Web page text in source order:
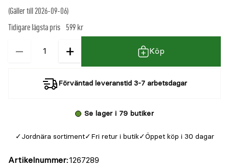
(Gäller till 2026-09-06)
Tidigare lägsta pris
599 kr
−
Kvantitet + Köp
Förväntad leveranstid 3-7 arbetsdagar
Se lager i 79 butiker
Jordnära sortiment Fri retur i butik Öppet köp i 30 dagar
Artikelnummer 1267289